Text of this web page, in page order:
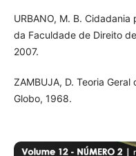
URBANO, M. B.
da Faculdade de Direito
2007.
ZAMBUJA, D. Teoria
Globo, 1968.